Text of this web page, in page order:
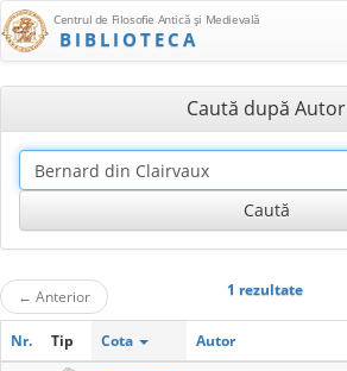
Centrul de Filosofie Antică şi Medievală
BIBLIOTECA
Caută după Autor
← Anterior 1 rezultate
Nr. Tip Cota Autor